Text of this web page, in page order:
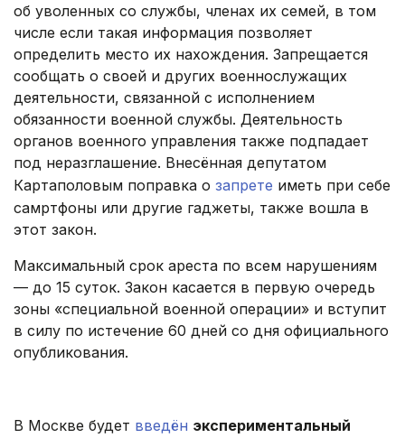
об уволенных со службы, членах их семей, в том
числе если такая информация позволяет
определить место их нахождения. Запрещается
сообщать о своей и других военнослужащих
деятельности, связанной с исполнением
обязанности военной службы. Деятельность
органов военного управления также подпадает
под неразглашение. Внесённая депутатом
Картаполовым поправка о запрете иметь при себе
самртфоны или другие гаджеты, также вошла в
этот закон.
Максимальный срок ареста по всем нарушениям
— до 15 суток. Закон касается в первую очередь
зоны «специальной военной операции» и вступит
в силу по истечение 60 дней со дня официального
опубликования.
В Москве будет введён экспериментальный